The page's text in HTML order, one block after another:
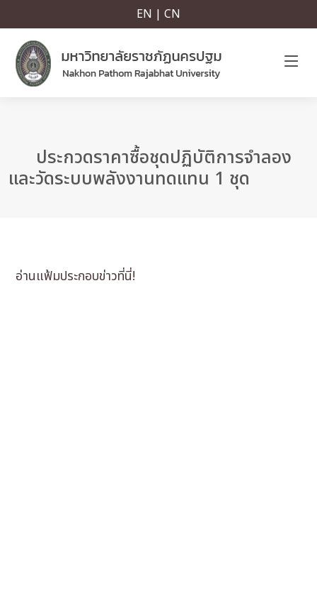
EN | CN
ประกวดราคาซื้อชุดปฏิบัติการจำลอง
และวัดระบบพลังงานทดแทน 1 ชุด
อ่านแฟ้มประกอบข่าวที่นี่!